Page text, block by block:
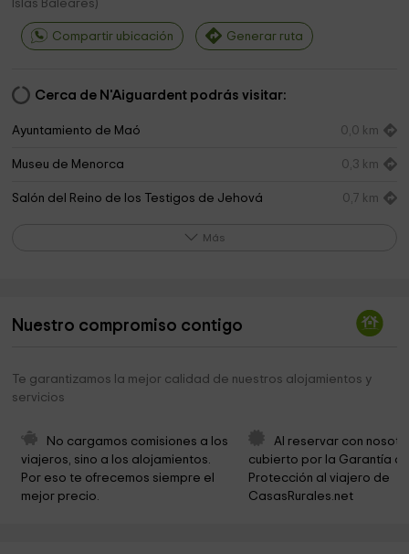
Islas Baleares)
Compartir ubicación Generar ruta
Cerca de N'Aiguardent podrás visitar:
Ayuntamiento de Maó 0,0 km
Museu de Menorca 0,3 km
Salón del Reino de los Testigos de Jehová 0,7 km
Iglesia Evangelica de Menorca
Ayuntamiento de Maó 2,0 km
Museu Militar de Menorca
Parroquia De Nuestra Señora Del Rosario
Iglesia Santa Margherita
Iglesia Anglicana Menorca 2,6 km
Más
Nuestro compromiso contigo
Te garantizamos la mejor calidad de nuestros alojamientos y
servicios
No cargamos comisiones a los
viajeros, sino a los alojamientos.
Por eso te ofrecemos siempre el
mejor precio.
Al reservar con
cubierto por la Garantía
Protección al viajero de
CasasRurales.net